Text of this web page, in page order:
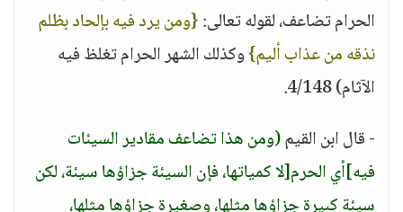
الحرام تضاعف، لقوله تعالى:{ومن يرد فيه بإلحاد بظلم
نذقه من عذاب أليم}وكذلك الشهر الحرام تغلظ فيه
الآثام) 4/148.
- قال ابن القيم(ومن هذا تضاعف مقادير السيئات
فيه]أي الحرم[لا كمياتها، فإن السيئة جزاؤها سيئة، لكن